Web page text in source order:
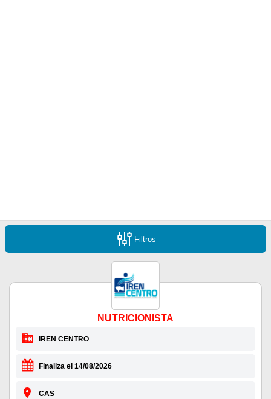
Filtros
NUTRICIONISTA
IREN CENTRO
Finaliza el 14/08/2026
CAS